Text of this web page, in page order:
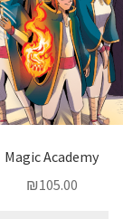
Magic Academy
₪105.00